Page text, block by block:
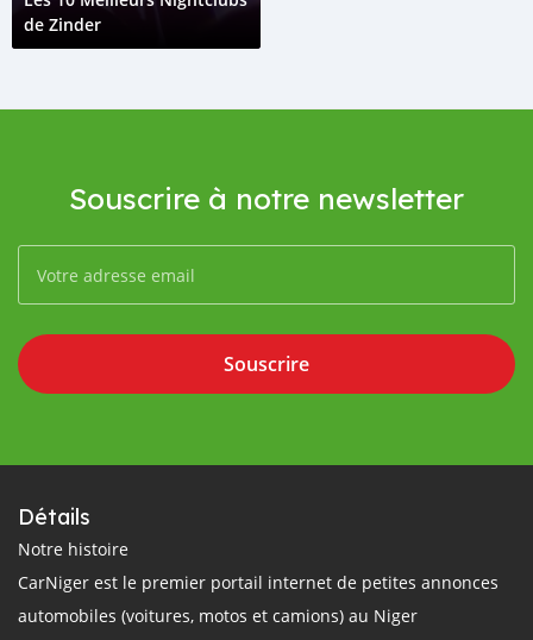
de Zinder
Souscrire à notre newsletter
Souscrire
Détails
Notre histoire
CarNiger est le premier portail internet de petites annonces
automobiles (voitures, motos et camions) au Niger